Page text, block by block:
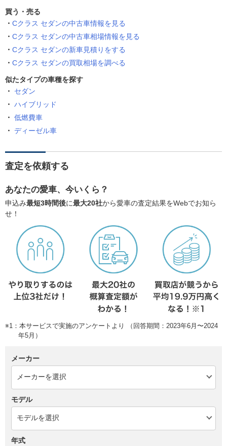
買う・売る
Cクラス セダンの中古車情報を見る
Cクラス セダンの中古車相場情報を見る
Cクラス セダンの新車見積りをする
Cクラス セダンの買取相場を調べる
似たタイプの車種を探す
セダン
ハイブリッド
低燃費車
ディーゼル車
査定を依頼する
あなたの愛車、今いくら？
申込み最短3時間後に最大20社から愛車の査定結果をWebでお知ら
せ！
※1：本サービスで実施のアンケートより （回答期間：2023年6月〜2024
年5月）
メーカー
モデル
年式